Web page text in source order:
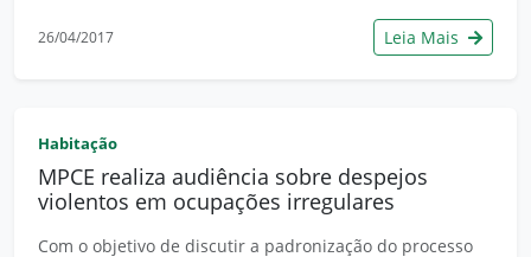
26/04/2017 Leia Mais
Habitação
MPCE realiza audiência sobre despejos
violentos em ocupações irregulares
Com o objetivo de discutir a padronização do processo